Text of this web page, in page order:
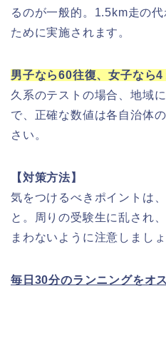
るのが一般的。1.5km走の
ために実施されます。
男子なら60往復、女子なら4
久系のテストの場合、地域
で、正確な数値は各自治体
さい。
【対策方法】
気をつけるべきポイントは
と。周りの受験生に乱され
まわないように注意しましょ
毎日30分のランニングをオ